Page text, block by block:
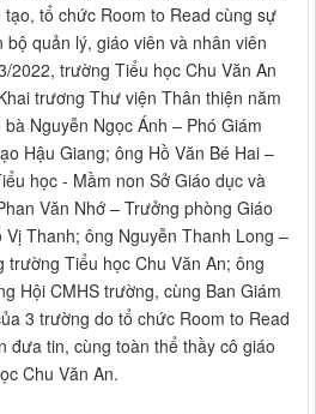
tổ chức Room to Read cùng sự
quản lý, giáo viên và nhân viên
2022, trường Tiểu học Chu Văn An
trương Thư viện Thân thiện năm
Nguyễn Ngọc Ánh – Phó Giám
Hậu Giang; ông Hồ Văn Bé Hai –
học - Mầm non Sở Giáo dục và
Văn Nhớ – Trưởng phòng Giáo
Thanh; ông Nguyễn Thanh Long –
Tiểu học Chu Văn An; ông
Hội CMHS trường, cùng Ban Giám
3 trường do tổ chức Room to Read
đưa tin, cùng toàn thể thầy cô giáo
Chu Văn An.